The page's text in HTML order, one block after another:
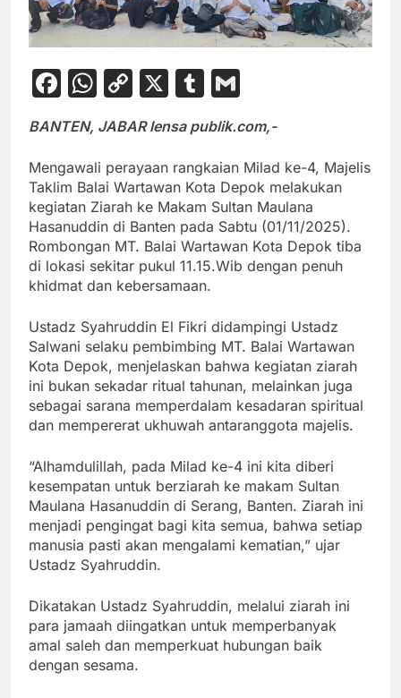
Facebook
WhatsApp
Copy
Link
X Tumblr
BANTEN, JABAR lensa publik.com,-
Mengawali perayaan rangkaian Milad ke-4, Majelis
Taklim Balai Wartawan Kota Depok melakukan
kegiatan Ziarah ke Makam Sultan Maulana
Hasanuddin di Banten pada Sabtu (01/11/2025).
Rombongan MT. Balai Wartawan Kota Depok tiba
di lokasi sekitar pukul 11.15.Wib dengan penuh
khidmat dan kebersamaan.
Ustadz Syahruddin El Fikri didampingi Ustadz
Salwani selaku pembimbing MT. Balai Wartawan
Kota Depok, menjelaskan bahwa kegiatan ziarah
ini bukan sekadar ritual tahunan, melainkan juga
sebagai sarana memperdalam kesadaran spiritual
dan mempererat ukhuwah antaranggota majelis.
“Alhamdulillah, pada Milad ke-4 ini kita diberi
kesempatan untuk berziarah ke makam Sultan
Maulana Hasanuddin di Serang, Banten. Ziarah ini
menjadi pengingat bagi kita semua, bahwa setiap
manusia pasti akan mengalami kematian,” ujar
Ustadz Syahruddin.
Dikatakan Ustadz Syahruddin, melalui ziarah ini
para jamaah diingatkan untuk memperbanyak
amal saleh dan memperkuat hubungan baik
dengan sesama.